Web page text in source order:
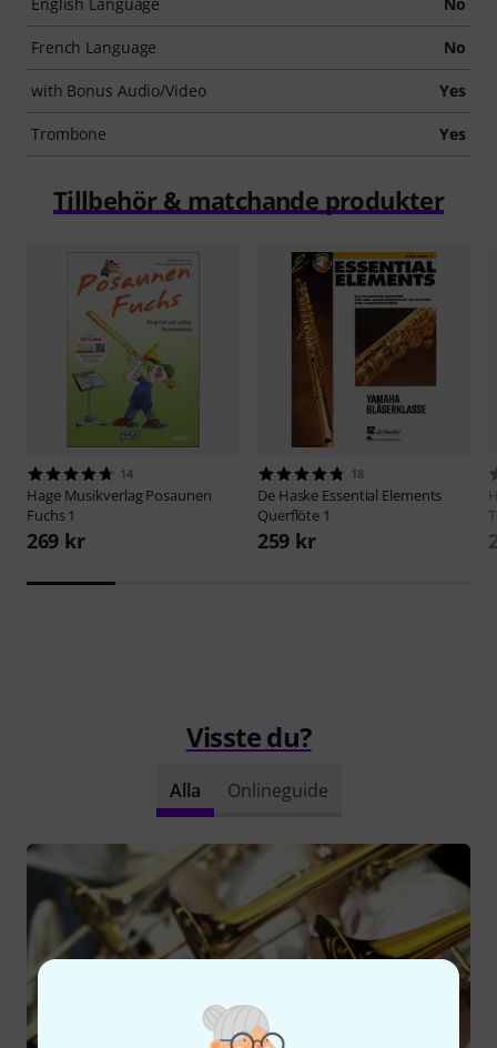
French Language No
with Bonus Audio/Video Yes
Trombone Yes
Tillbehör & matchande produkter
14
Hage MusikverlagPosaunen
Fuchs 1
269 kr
18
De Haske Essential Elements
Querflöte 1
259 kr
Visste du?
Alla Onlineguide